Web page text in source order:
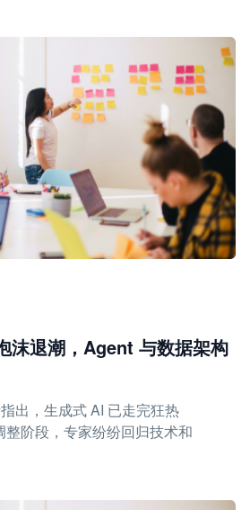
沫退潮，Agent 与数据架构
出，生成式 AI 已走完狂热
阶段，专家纷纷回归技术和